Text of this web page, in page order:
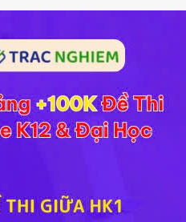
và cảm ứng điện từonline
đặt trong từ trường đều
300. Tính từ thông qua diện